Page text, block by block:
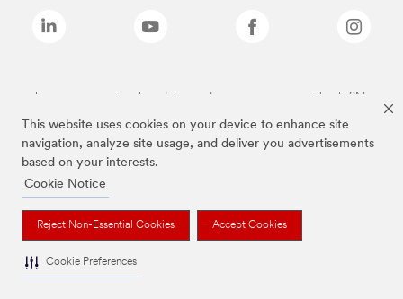
This website uses cookies on your device to enhance site
navigation, analyze site usage, and deliver you advertisements
based on your interests.
Cookie Notice
Reject Non-Essential Cookies Accept Cookies
Cookie Preferences
Las marcas mencionadas anteriormente son marcas comerciales de 3M.